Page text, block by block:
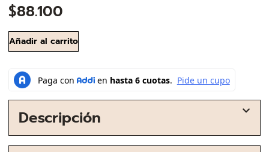
$88.100
Añadir al carrito
Descripción